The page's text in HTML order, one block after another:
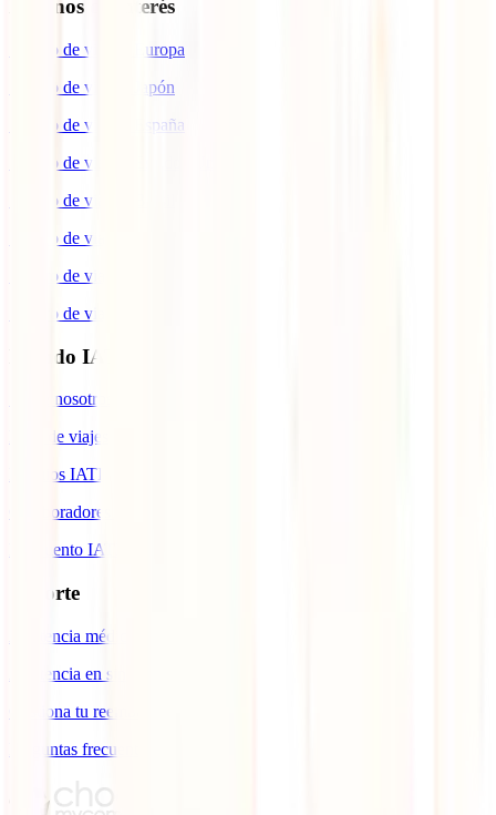
Destinos de interés
Seguro de viaje a Europa
Seguro de viaje a Japón
Seguro de viaje a España
Seguro de viaje a Estados Unidos
Seguro de viaje a Brasil
Seguro de viaje a Colombia
Seguro de viaje a Italia
Seguro de viaje a Canadá
Mundo IATI
Sobre nosotros
Blog de viajes
Premios IATI
Colaboradores IATI
Descuento IATI
Soporte
Asistencia médica en viajes
Asistencia en siniestros
Gestiona tu reembolso
Preguntas frecuentes